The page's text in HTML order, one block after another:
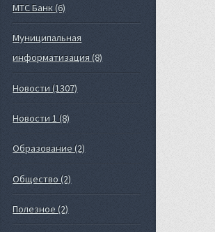
МТС Банк (6)
Муниципальная
информатизация (8)
Новости (1307)
Новости 1 (8)
Образование (2)
Общество (2)
Полезное (2)